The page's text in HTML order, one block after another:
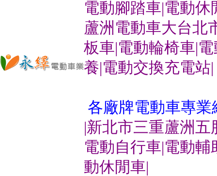
電動腳踏車|電動休
蘆洲電動車大台北
板車|電動輪椅車|
養|電動交換充電站|
各廠牌電動車專業
|新北市三重蘆洲
電動自行車|電動
動休閒車|